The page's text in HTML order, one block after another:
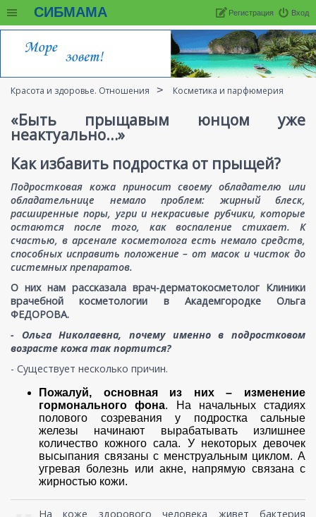
СИБМАМА Вход
Регистрация
Красота и здоровье. Отношения Косметика и парфюмерия
«Быть прыщавым юнцом уже
неактуально…»
Как избавить подростка от прыщей?
Подростковая кожа приносит своему обладателю или
обладательнице немало проблем: жирный блеск,
расширенные поры, угри и некрасивые рубчики, которые
остаются после того, как воспаление стихает. К
счастью, в арсенале косметолога есть немало средств,
способных исправить положение – от масок и чисток до
системных препаратов.
О них нам рассказала врач-дерматокосметолог Клиники
врачебной косметологии в Академгородке Ольга
ФЕДОРОВА.
- Ольга Николаевна, почему именно в подростковом
возрасте кожа так портится?
- Существует несколько причин.
Пожалуй, основная из них – изменение
гормонального фона. На начальных стадиях
полового созревания у подростка сальные
железы начинают вырабатывать излишнее
количество кожного сала. У некоторых девочек
высыпания связаны с менструальным циклом. А
угревая болезнь или акне, напрямую связана с
жирностью кожи.
На коже здорового человека живет бактерия